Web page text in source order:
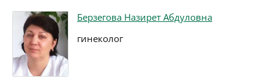
Берзегова Назирет Абдуловна
гинеколог